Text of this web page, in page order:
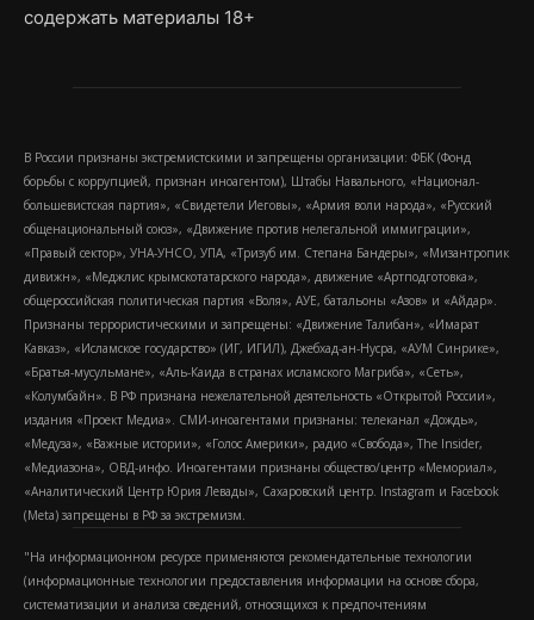
содержать материалы 18+
В России признаны экстремистскими и запрещены организации: ФБК (Фонд
борьбы с коррупцией, признан иноагентом), Штабы Навального, «Национал-
большевистская партия», «Свидетели Иеговы», «Армия воли народа», «Русский
общенациональный союз», «Движение против нелегальной иммиграции»,
«Правый сектор», УНА-УНСО, УПА, «Тризуб им. Степана Бандеры», «Мизантропик
дивижн», «Меджлис крымскотатарского народа», движение «Артподготовка»,
общероссийская политическая партия «Воля», АУЕ, батальоны «Азов» и «Айдар».
Признаны террористическими и запрещены: «Движение Талибан», «Имарат
Кавказ», «Исламское государство» (ИГ, ИГИЛ), Джебхад-ан-Нусра, «АУМ Синрике»,
«Братья-мусульмане», «Аль-Каида в странах исламского Магриба», «Сеть»,
«Колумбайн». В РФ признана нежелательной деятельность «Открытой России»,
издания «Проект Медиа». СМИ-иноагентами признаны: телеканал «Дождь»,
«Медуза», «Важные истории», «Голос Америки», радио «Свобода», The Insider,
«Медиазона», ОВД-инфо. Иноагентами признаны общество/центр «Мемориал»,
«Аналитический Центр Юрия Левады», Сахаровский центр. Instagram и Facebook
(Metа) запрещены в РФ за экстремизм.
"На информационном ресурсе применяются рекомендательные технологии
(информационные технологии предоставления информации на основе сбора,
систематизации и анализа сведений, относящихся к предпочтениям